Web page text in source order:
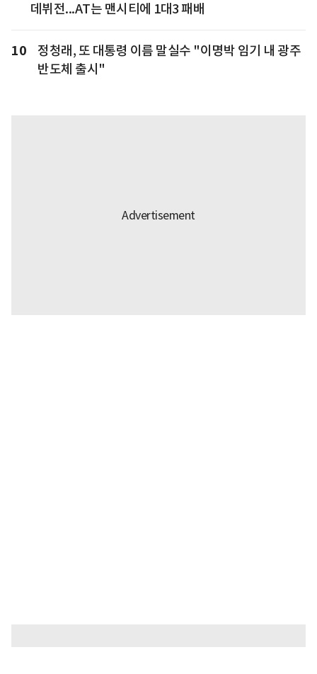
데뷔전...AT는 맨시티에 1대3 패배
10
정청래, 또 대통령 이름 말실수 "이명박 임기 내 광주
반도체 출시"